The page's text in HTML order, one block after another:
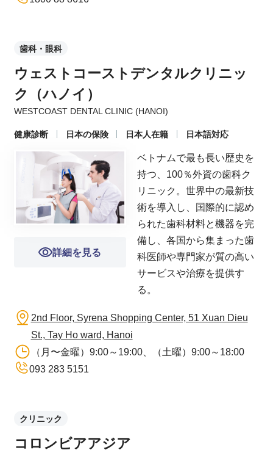
詳細を見る
歯科・眼科
ウェストコーストデンタルクリニッ
ク（ハノイ）
WESTCOAST DENTAL CLINIC (HANOI)
健康診断 日本の保険 日本人在籍 日本語対応
ベトナムで最も長い歴史を
持つ、100％外資の歯科ク
リニック。世界中の最新技
術を導入し、国際的に認め
られた歯科材料と機器を完
備し、各国から集まった歯
科医師や専門家が質の高い
サービスや治療を提供す
る。
2nd Floor, Syrena Shopping Center, 51 Xuan Dieu
St., Tay Ho ward, Hanoi
（月〜金曜）9:00～19:00、（土曜）9:00～18:00
093 283 5151
クリニック
コロンビアアジア